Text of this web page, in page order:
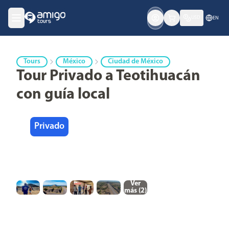
EN
Tours México Ciudad de México
Tour Privado a Teotihuacán
con guía local
Privado
Ver
más (2)